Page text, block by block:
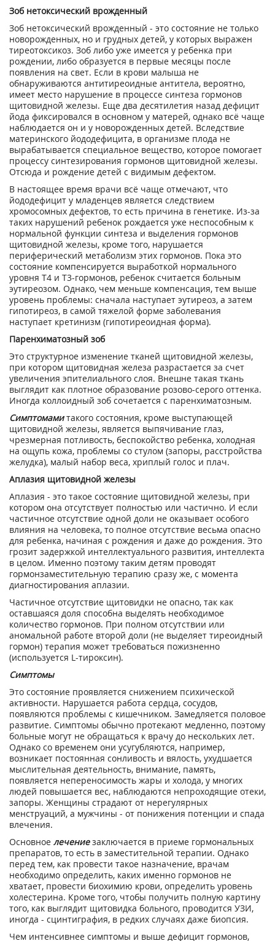
Зоб нетоксический врожденный
Зоб нетоксический врожденный - это состояние не только
новорожденных, но и грудных детей, у которых выражен
тиреотоксикоз. Зоб либо уже имеется у ребенка при
рождении, либо образуется в первые месяцы после
появления на свет. Если в крови малыша не
обнаруживаются антитиреоидные антитела, вероятно,
имеет место нарушение в процессе синтеза гормонов
щитовидной железы. Еще два десятилетия назад дефицит
йода фиксировался в основном у матерей, однако всё чаще
наблюдается он и у новорожденных детей. Вследствие
материнского йододефицита, в организме плода не
вырабатывается специальное вещество, которое помогает
процессу синтезирования гормонов щитовидной железы.
Отсюда и рождение детей с видимым дефектом.
В настоящее время врачи всё чаще отмечают, что
йододефицит у младенцев является следствием
хромосомных дефектов, то есть причина в генетике. Из-за
таких нарушений ребенок рождается уже неспособным к
нормальной функции синтеза и выделения гормонов
щитовидной железы, кроме того, нарушается
периферический метаболизм этих гормонов. Пока это
состояние компенсируется выработкой нормального
уровня Т4 и Т3-гормонов, ребенок считается больным
эутиреозом. Однако, чем меньше компенсация, тем выше
уровень проблемы: сначала наступает эутиреоз, а затем
гипотиреоз, в самой тяжелой форме заболевания
наступает кретинизм (гипотиреоидная форма).
Паренхиматозный зоб
Это структурное изменение тканей щитовидной железы,
при котором щитовидная железа разрастается за счет
увеличения эпителиального слоя. Внешне такая ткань
выглядит как плотное образование розово-серого оттенка.
Иногда коллоидный зоб сочетается с паренхиматозным.
Симптомамитакого состояния, кроме выступающей
щитовидной железы, является выпячивание глаз,
чрезмерная потливость, беспокойство ребенка, холодная
на ощупь кожа, проблемы со стулом (запоры, расстройства
желудка), малый набор веса, хриплый голос и плач.
Аплазия щитовидной железы
Аплазия - это такое состояние щитовидной железы, при
котором она отсутствует полностью или частично. И если
частичное отсутствие одной доли не оказывает особого
влияния на человека, то полное отсутствие весьма опасно
для ребенка, начиная с рождения и даже до рождения. Это
грозит задержкой интеллектуального развития, интеллекта
в целом. Именно поэтому таким детям проводят
гормонзаместительную терапию сразу же, с момента
диагностирования аплазии.
Частичное отсутствие щитовидки не опасно, так как
оставшаяся доля способна выделять необходимое
количество гормонов. При полном отсутствии или
аномальной работе второй доли (не выделяет тиреоидный
гормон) терапия может требоваться пожизненно
(используется L-тироксин).
Симптомы
Это состояние проявляется снижением психической
активности. Нарушается работа сердца, сосудов,
появляются проблемы с кишечником. Замедляется половое
развитие. Симптомы обычно протекают медленно, поэтому
больные могут не обращаться к врачу до нескольких лет.
Однако со временем они усугубляются, например,
возникает постоянная сонливость и вялость, ухудшается
мыслительная деятельность, внимание, память,
появляется непереносимость жары и холода, у многих
людей повышается вес, наблюдаются непроходящие отеки,
запоры. Женщины страдают от нерегулярных
менструаций, а мужчины - от понижения потенции и спада
влечения.
Основное лечениезаключается в приеме гормональных
препаратов, то есть в заместительной терапии. Однако
перед тем, как провести такое назначение, врачам
необходимо определить, каких именно гормонов не
хватает, провести биохимию крови, определить уровень
холестерина. Кроме того, чтобы получить полную картину
того, как выглядит щитовидка больного, проводится УЗИ,
иногда - сцинтиграфия, в редких случаях даже биопсия.
Чем интенсивнее симптомы и выше дефицит гормонов,